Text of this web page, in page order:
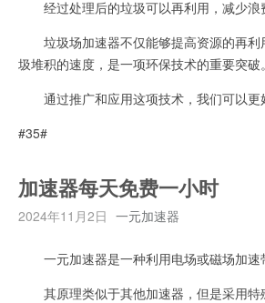
经过处理后的垃圾可以再利用，减少浪
垃圾场加速器不仅能够提高资源的再利
圾堆积的速度，是一项环保技术的重要突破。
通过推广和应用这项技术，我们可以更
#35#
加速器每天免费一小时
2024年11月2日 一元加速器
一元加速器是一种利用电场或磁场加速
其原理类似于其他加速器，但是采用特